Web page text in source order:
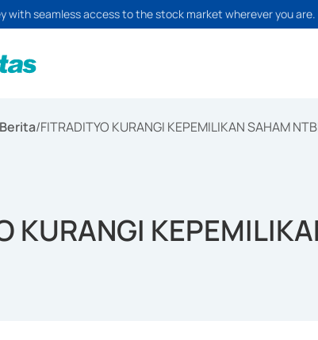
with seamless access to the stock market wherever you are.
Berita/FITRADITYO KURANGI KEPEMILIKAN SAHAM
KURANGI